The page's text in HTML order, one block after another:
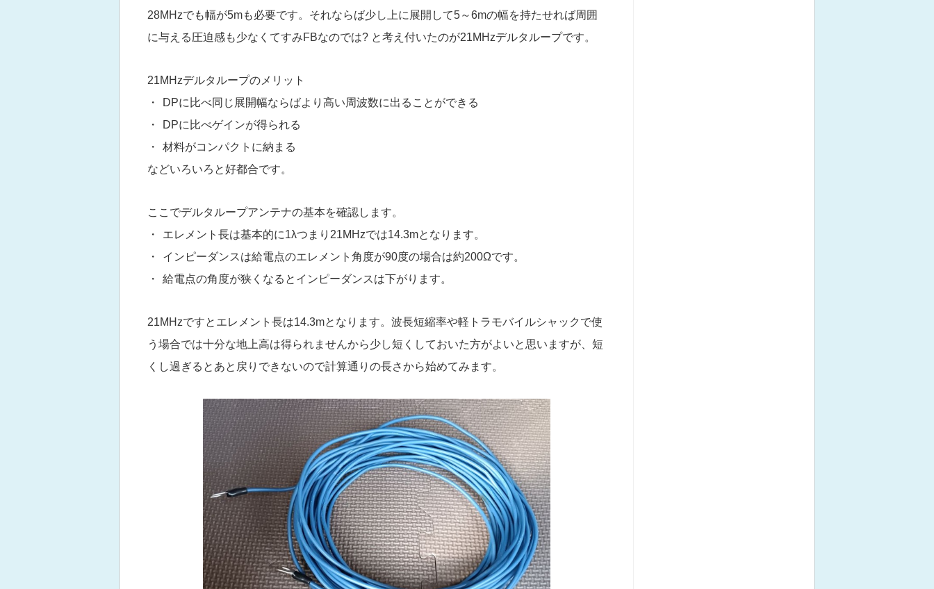
28MHzでも幅が5mも必要です。それならば少し上に展開して5～6mの幅を持たせれば周囲
に与える圧迫感も少なくてすみFBなのでは? と考え付いたのが21MHzデルタループです。
21MHzデルタループのメリット
・ DPに比べ同じ展開幅ならばより高い周波数に出ることができる
・ DPに比べゲインが得られる
・ 材料がコンパクトに納まる
などいろいろと好都合です。
ここでデルタループアンテナの基本を確認します。
・ エレメント長は基本的に1λつまり21MHzでは14.3mとなります。
・ インピーダンスは給電点のエレメント角度が90度の場合は約200Ωです。
・ 給電点の角度が狭くなるとインピーダンスは下がります。
21MHzですとエレメント長は14.3mとなります。波長短縮率や軽トラモバイルシャックで使
う場合では十分な地上高は得られませんから少し短くしておいた方がよいと思いますが、短
くし過ぎるとあと戻りできないので計算通りの長さから始めてみます。